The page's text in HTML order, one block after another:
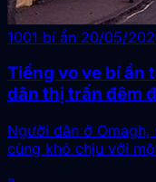
1001 bí ẩn 20/05/
Tiếng vo ve bí ẩn
dân thị trấn đêm
Người dân ở
cùng khó chịu với